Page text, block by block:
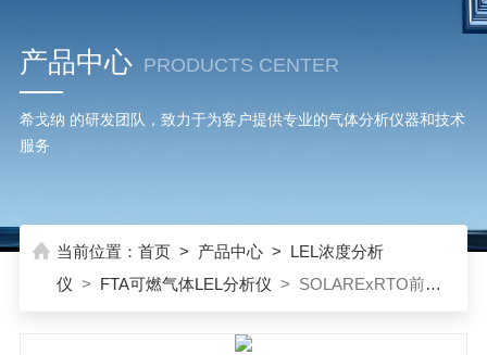
产品中心 PRODUCTS CENTER
希戈纳 的研发团队，致力于为客户提供专业的气体分析仪器和技术
服务
当前位置： 首页> 产品中心> LEL浓度分析
仪 > FTA可燃气体LEL分析仪 > SOLARExRTO前端